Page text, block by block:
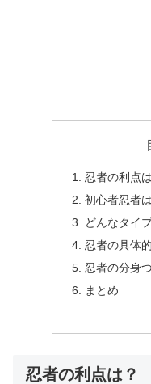
忍者の利点
初心者忍者
どんなタイ
忍者の具体
忍者の分身
まとめ
忍者の利点は？